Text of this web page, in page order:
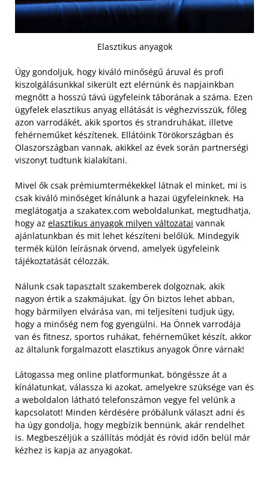
Elasztikus anyagok
Úgy gondoljuk, hogy kiváló minőségű áruval és profi
kiszolgálásunkkal sikerült ezt elérnünk és napjainkban
megnőtt a hosszú távú ügyfeleink táborának a száma. Ezen
ügyfelek elasztikus anyag ellátását is véghezvisszük, főleg
azon varrodákét, akik sportos és strandruhákat, illetve
fehérneműket készítenek. Ellátóink Törökországban és
Olaszországban vannak, akikkel az évek során partnerségi
viszonyt tudtunk kialakítani.
Mivel ők csak prémiumtermékekkel látnak el minket, mi is
csak kiváló minőséget kínálunk a hazai ügyfeleinknek. Ha
meglátogatja a szakatex.com weboldalunkat, megtudhatja,
hogy az elasztikus anyagok milyen változatai vannak
ajánlatunkban és mit lehet készíteni belőlük. Mindegyik
termék külön leírásnak örvend, amelyek ügyfeleink
tájékoztatását célozzák.
Nálunk csak tapasztalt szakemberek dolgoznak, akik
nagyon értik a szakmájukat. Így Ön biztos lehet abban,
hogy bármilyen elvárása van, mi teljesíteni tudjuk úgy,
hogy a minőség nem fog gyengülni. Ha Önnek varrodája
van és fitnesz, sportos ruhákat, fehérneműket készít, akkor
az általunk forgalmazott elasztikus anyagok Önre várnak!
Látogassa meg online platformunkat, böngéssze át a
kínálatunkat, válassza ki azokat, amelyekre szüksége van és
a weboldalon látható telefonszámon vegye fel velünk a
kapcsolatot! Minden kérdésére próbálunk választ adni és
ha úgy gondolja, hogy megbízik bennünk, akár rendelhet
is. Megbeszéljük a szállítás módját és rövid időn belül már
kézhez is kapja az anyagokat.